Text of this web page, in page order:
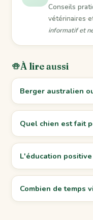
Conseils
vétérinaires
informatif et
À lire aussi
Berger australien
Quel chien est fait
L'éducation positive
Combien de temps